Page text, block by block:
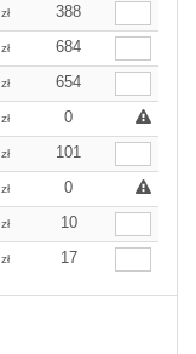
zł
388
zł
684
zł
654
zł
0
zł
101
zł
0
zł
10
zł 17